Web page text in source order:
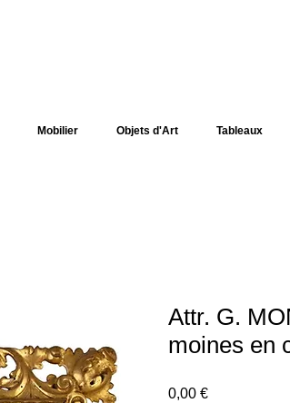
Mobilier Objets d'Art Tableaux
Attr. G.
moines en
0,00 €Prix